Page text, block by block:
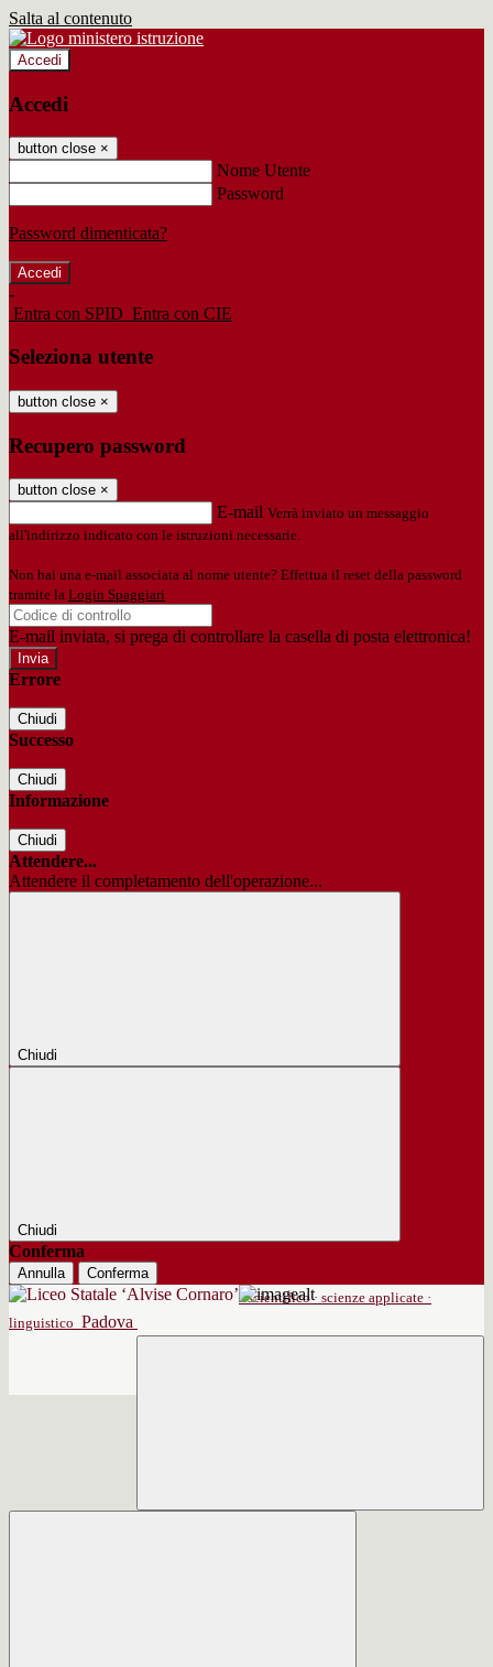
Salta al contenuto
Accedi
Accedi
button close ×
Nome Utente
Password
Password dimenticata?
-
Entra con SPID Entra con CIE
Seleziona utente
button close ×
Recupero password
button close ×
E-mail Verrà inviato un messaggio
all'indirizzo indicato con le istruzioni necessarie.
Non hai una e-mail associata al nome utente? Effettua il reset della password
tramite la Login Spaggiari
E-mail inviata, si prega di controllare la casella di posta elettronica!
Errore
Chiudi
Successo
Chiudi
Informazione
Chiudi
Attendere...
Attendere il completamento dell'operazione...
Chiudi
Chiudi
Conferma
Annulla
Conferma
scientifico · scienze applicate ·
linguistico Padova